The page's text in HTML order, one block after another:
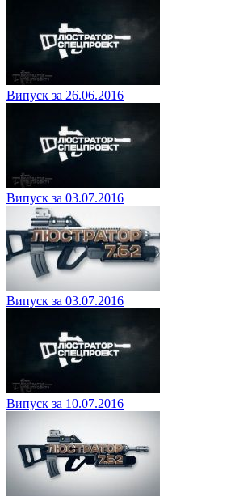
Випуск за 26.06.2016
Випуск за 03.07.2016
Випуск за 03.07.2016
Випуск за 10.07.2016